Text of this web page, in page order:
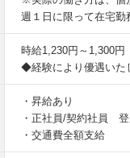
週１日に限って在宅勤
時給1,230円～1,300円
◆経験により優遇いた
・昇給あり
・正社員/契約社員 登
・交通費全額支給